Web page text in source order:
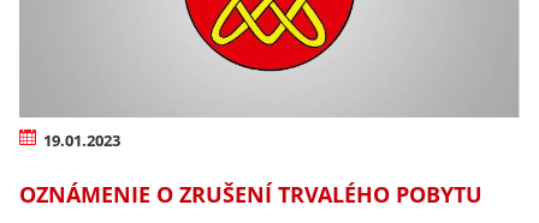
19.01.2023
OZNÁMENIE O ZRUŠENÍ TRVALÉHO POBYTU